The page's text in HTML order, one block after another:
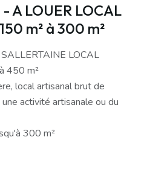
A LOUER LOCAL
m² à 300 m²
LOCAL
450 m²
local artisanal brut de
activité artisanale ou du
300 m²